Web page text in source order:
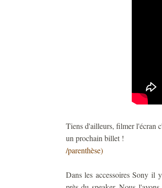
Tiens d'ailleurs, filmer l'écran
un prochain billet !
/parenthèse)
Dans les accessoires Sony il